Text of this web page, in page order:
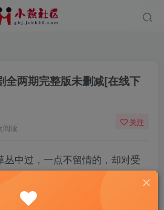
全两期完整版未删减[在线下
阅读
关注
丛中过，一点不留情的，却对受
攻就是从来没这么想得到一个